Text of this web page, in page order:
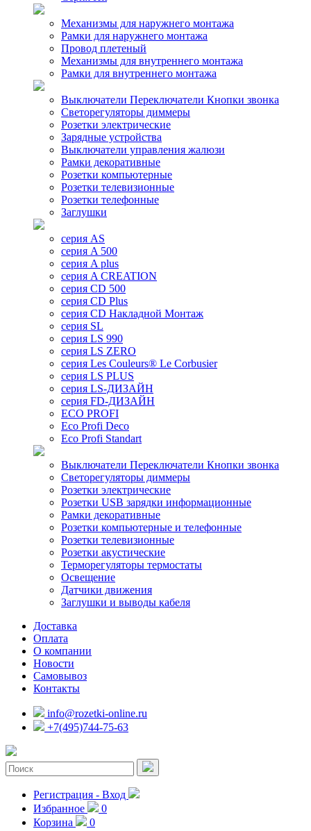
Механизмы для наружнего монтажа
Рамки для наружнего монтажа
Провод плетеный
Механизмы для внутреннего монтажа
Рамки для внутреннего монтажа
Выключатели Переключатели Кнопки звонка
Светорегуляторы диммеры
Розетки электрические
Зарядные устройства
Выключатели управления жалюзи
Рамки декоративные
Розетки компьютерные
Розетки телевизионные
Розетки телефонные
Заглушки
серия AS
серия A 500
серия A plus
серия A CREATION
серия CD 500
серия CD Plus
серия CD Накладной Монтаж
серия SL
серия LS 990
серия LS ZERO
серия Les Couleurs® Le Corbusier
серия LS PLUS
серия LS-ДИЗАЙН
серия FD-ДИЗАЙН
ECO PROFI
Eco Profi Deco
Eco Profi Standart
Выключатели Переключатели Кнопки звонка
Светорегуляторы диммеры
Розетки электрические
Розетки USB зарядки информационные
Рамки декоративные
Розетки компьютерные и телефонные
Розетки телевизионные
Розетки акустические
Терморегуляторы термостаты
Освещение
Датчики движения
Заглушки и выводы кабеля
Доставка
Оплата
О компании
Новости
Самовывоз
Контакты
info@rozetki-online.ru
+7(495)744-75-63
Регистрация - Вход
Избранное
0
Корзина
0